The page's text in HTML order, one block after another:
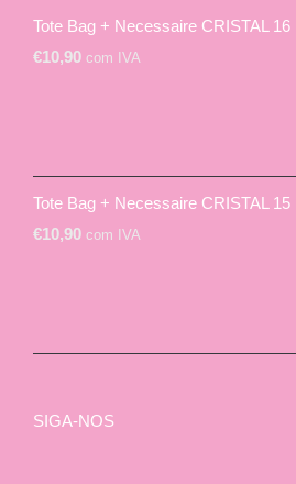
Tote Bag + Necessaire CRISTAL 16
€10,90 com IVA
Tote Bag + Necessaire CRISTAL 15
€10,90 com IVA
SIGA-NOS